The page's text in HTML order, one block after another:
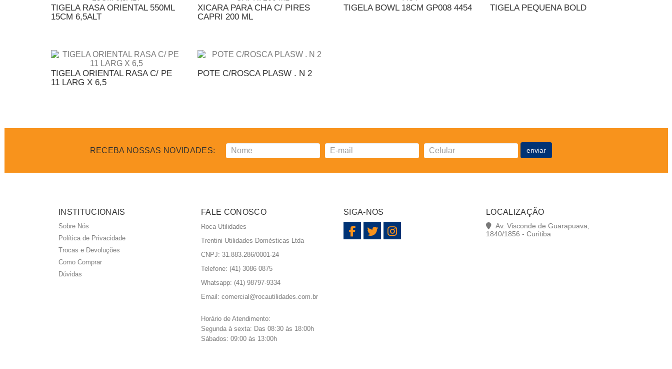
TIGELA RASA ORIENTAL 550ML
15CM 6,5ALT
XICARA PARA CHA C/ PIRES
CAPRI 200 ML
TIGELA BOWL 18CM GP008 4454 TIGELA PEQUENA BOLD
TIGELA ORIENTAL RASA C/ PE
11 LARG X 6,5
POTE C/ROSCA PLASW . N 2
RECEBA NOSSAS NOVIDADES: enviar
INSTITUCIONAIS
Sobre Nós
Política de Privacidade
Trocas e Devoluções
Como Comprar
Dúvidas
FALE CONOSCO
Roca Utilidades
Trentini Utilidades Domésticas Ltda
CNPJ: 31.883.286/0001-24
Telefone: (41) 3086 0875
Whatsapp: (41) 98797-9334
Email: comercial@rocautilidades.com.br
Horário de Atendimento:
Segunda à sexta: Das 08:30 às 18:00h
Sábados: 09:00 às 13:00h
SIGA-NOS LOCALIZAÇÃO
Av. Visconde de Guarapuava,
1840/1856 - Curitiba